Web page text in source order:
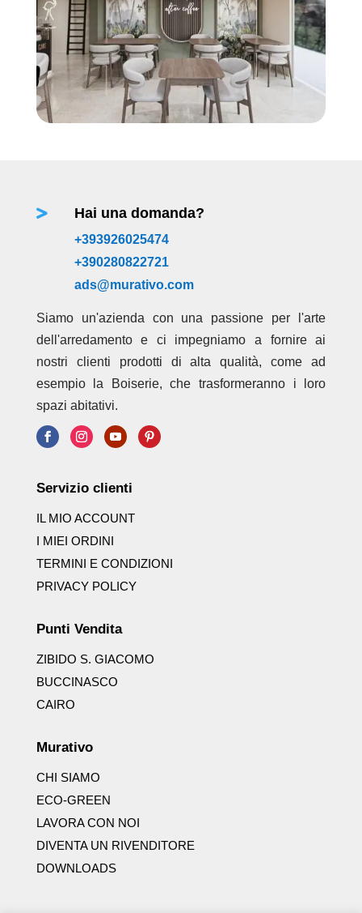
 Hai una domanda?
+393926025474
+390280822721
ads@murativo.com
Siamo un'azienda con una passione per l'arte
dell'arredamento e ci impegniamo a fornire ai
nostri clienti prodotti di alta qualità, come ad
esempio la Boiserie, che trasformeranno i loro
spazi abitativi.
Servizio clienti
IL MIO ACCOUNT
I MIEI ORDINI
TERMINI E CONDIZIONI
PRIVACY POLICY
Punti Vendita
ZIBIDO S. GIACOMO
BUCCINASCO
CAIRO
Murativo
CHI SIAMO
ECO-GREEN
LAVORA CON NOI
DIVENTA UN RIVENDITORE
DOWNLOADS